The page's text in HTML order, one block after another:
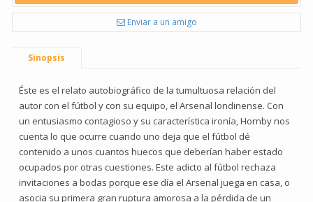
Enviar a un amigo
Sinopsis
Éste es el relato autobiográfico de la tumultuosa relación del
autor con el fútbol y con su equipo, el Arsenal londinense. Con
un entusiasmo contagioso y su característica ironía, Hornby nos
cuenta lo que ocurre cuando uno deja que el fútbol dé
contenido a unos cuantos huecos que deberían haber estado
ocupados por otras cuestiones. Este adicto al fútbol rechaza
invitaciones a bodas porque ese día el Arsenal juega en casa, o
asocia su primera gran ruptura amorosa a la pérdida de un